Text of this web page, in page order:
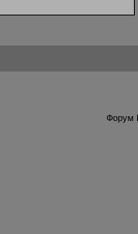
Форум